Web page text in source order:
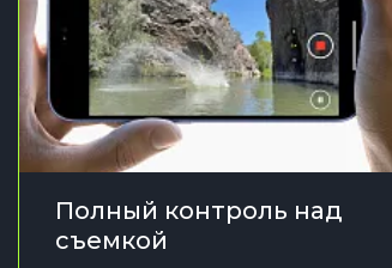
Полный контроль над
съемкой